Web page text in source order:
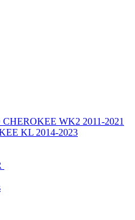
WK2 2011-2021
KL 2014-2023